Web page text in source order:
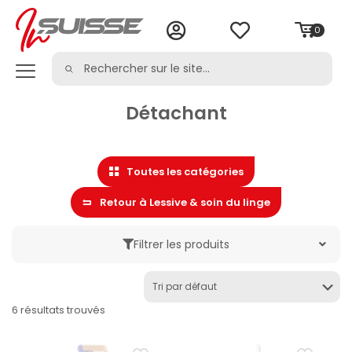
0
Détachant
Toutes les catégories
Retour à Lessive & soin du linge
Filtrer les produits
6 résultats trouvés